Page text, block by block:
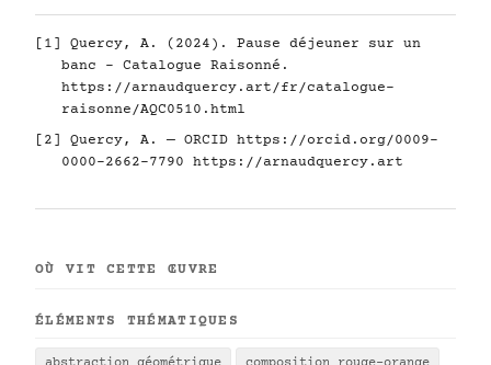
[1] Quercy, A. (2024). Pause déjeuner sur un
banc - Catalogue Raisonné.
https://arnaudquercy.art/fr/catalogue-
raisonne/AQC0510.html
[2] Quercy, A. — ORCID https://orcid.org/0009-
0000-2662-7790
https://arnaudquercy.art
OÙ VIT CETTE ŒUVRE
ÉLÉMENTS THÉMATIQUES